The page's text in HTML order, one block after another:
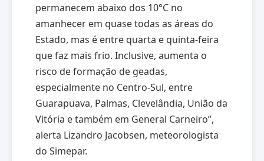
permanecem abaixo dos 10°C no
amanhecer em quase todas as áreas do
Estado, mas é entre quarta e quinta-feira
que faz mais frio. Inclusive, aumenta o
risco de formação de geadas,
especialmente no Centro-Sul, entre
Guarapuava, Palmas, Clevelândia, União da
Vitória e também em General Carneiro”,
alerta Lizandro Jacobsen, meteorologista
do Simepar.